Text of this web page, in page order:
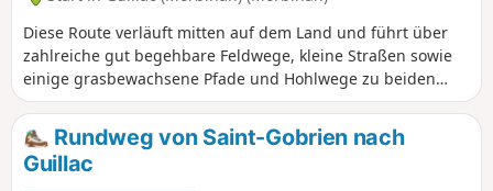
Diese Route verläuft mitten auf dem Land und führt über
zahlreiche gut begehbare Feldwege, kleine Straßen sowie
einige grasbewachsene Pfade und Hohlwege zu beiden
Seiten der RN24.
Rundweg von Saint-Gobrien nach
Guillac